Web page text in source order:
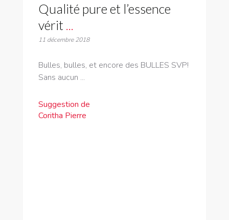
Qualité pure et l’essence
vérit
11 décembre 2018
Bulles, bulles, et encore des BULLES SVP!
Sans aucun ...
Suggestion de
Coritha Pierre